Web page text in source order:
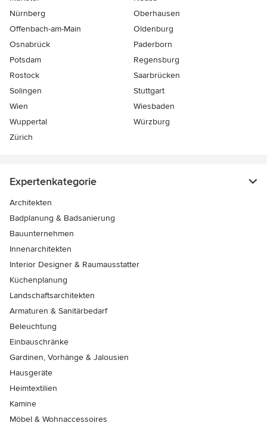
Nürnberg
Oberhausen
Offenbach-am-Main
Oldenburg
Osnabrück
Paderborn
Potsdam
Regensburg
Rostock
Saarbrücken
Solingen
Stuttgart
Wien
Wiesbaden
Wuppertal
Würzburg
Zürich
Expertenkategorie
Architekten
Badplanung & Badsanierung
Bauunternehmen
Innenarchitekten
Interior Designer & Raumausstatter
Küchenplanung
Landschaftsarchitekten
Armaturen & Sanitärbedarf
Beleuchtung
Einbauschränke
Gardinen, Vorhänge & Jalousien
Hausgeräte
Heimtextilien
Kamine
Möbel & Wohnaccessoires